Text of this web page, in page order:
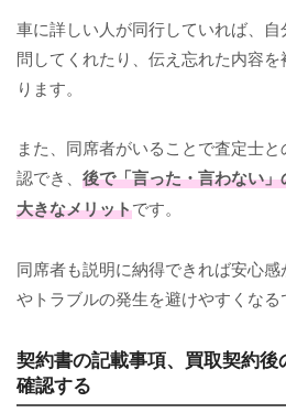
車に詳しい人が同行していれば、
問してくれたり、伝え忘れた内容
ります。
また、同席者がいることで査定士
認でき、 後で「言った・言わない
大きなメリットです。
同席者も説明に納得できれば安心
やトラブルの発生を避けやすくなる
契約書の記載事項、買取契約
確認する